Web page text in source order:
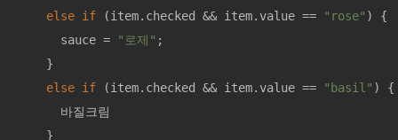
else if (item.checked && item.value == "rose" ) {
      sauce =
"로제" ;
    }
else if (item.checked && item.value == "basil" ) {
      바질크림
    }